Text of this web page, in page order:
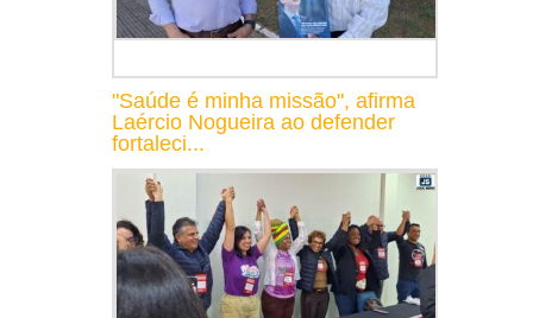
"Saúde é minha missão", afirma
Laércio Nogueira ao defender
fortaleci...